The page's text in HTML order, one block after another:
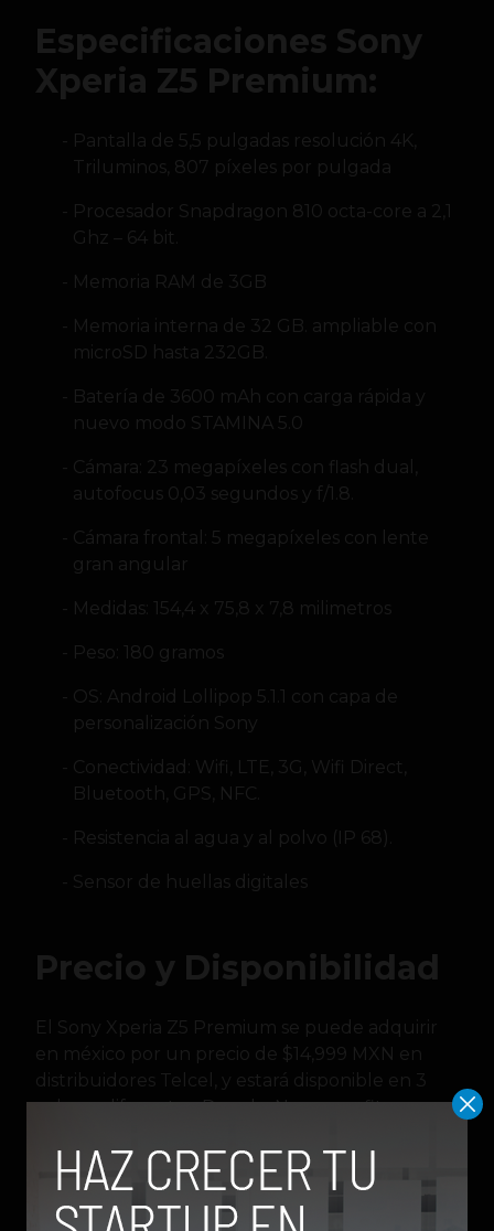
Especificaciones Sony
Xperia Z5 Premium:
Pantalla de 5,5 pulgadas resolución 4K,
Triluminos, 807 píxeles por pulgada
Procesador Snapdragon 810 octa-core a 2,1
Ghz – 64 bit.
Memoria RAM de 3GB
Memoria interna de 32 GB. ampliable con
microSD hasta 232GB.
Batería de 3600 mAh con carga rápida y
nuevo modo STAMINA 5.0
Cámara: 23 megapíxeles con flash dual,
autofocus 0,03 segundos y f/1.8.
Cámara frontal: 5 megapíxeles con lente
gran angular
Medidas: 154,4 x 75,8 x 7,8 milimetros
Peso: 180 gramos
OS: Android Lollipop 5.1.1 con capa de
personalización Sony
Conectividad: Wifi, LTE, 3G, Wifi Direct,
Bluetooth, GPS, NFC.
Resistencia al agua y al polvo (IP 68).
Sensor de huellas digitales
Precio y Disponibilidad
El Sony Xperia Z5 Premium se puede adquirir
en méxico por un precio de $14,999 MXN en
distribuidores Telcel, y estará disponible en 3
colores diferentes: Dorado, Negro grafito, y
Su precio es bastante elevado pero está muy
de la mano con otros smartphones premium